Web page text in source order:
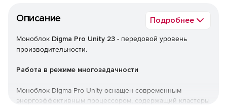
Описание Подробнее
Моноблок Digma Pro Unity 23 - передовой уровень
производительности.
Работа в режиме многозадачности
Моноблок Digma Pro Unity оснащен современным
энергоэффективным процессором, содержащий кластеры